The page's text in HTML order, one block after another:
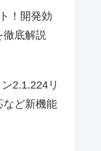
！開発効
底解説
2.1.224リ
など新機能